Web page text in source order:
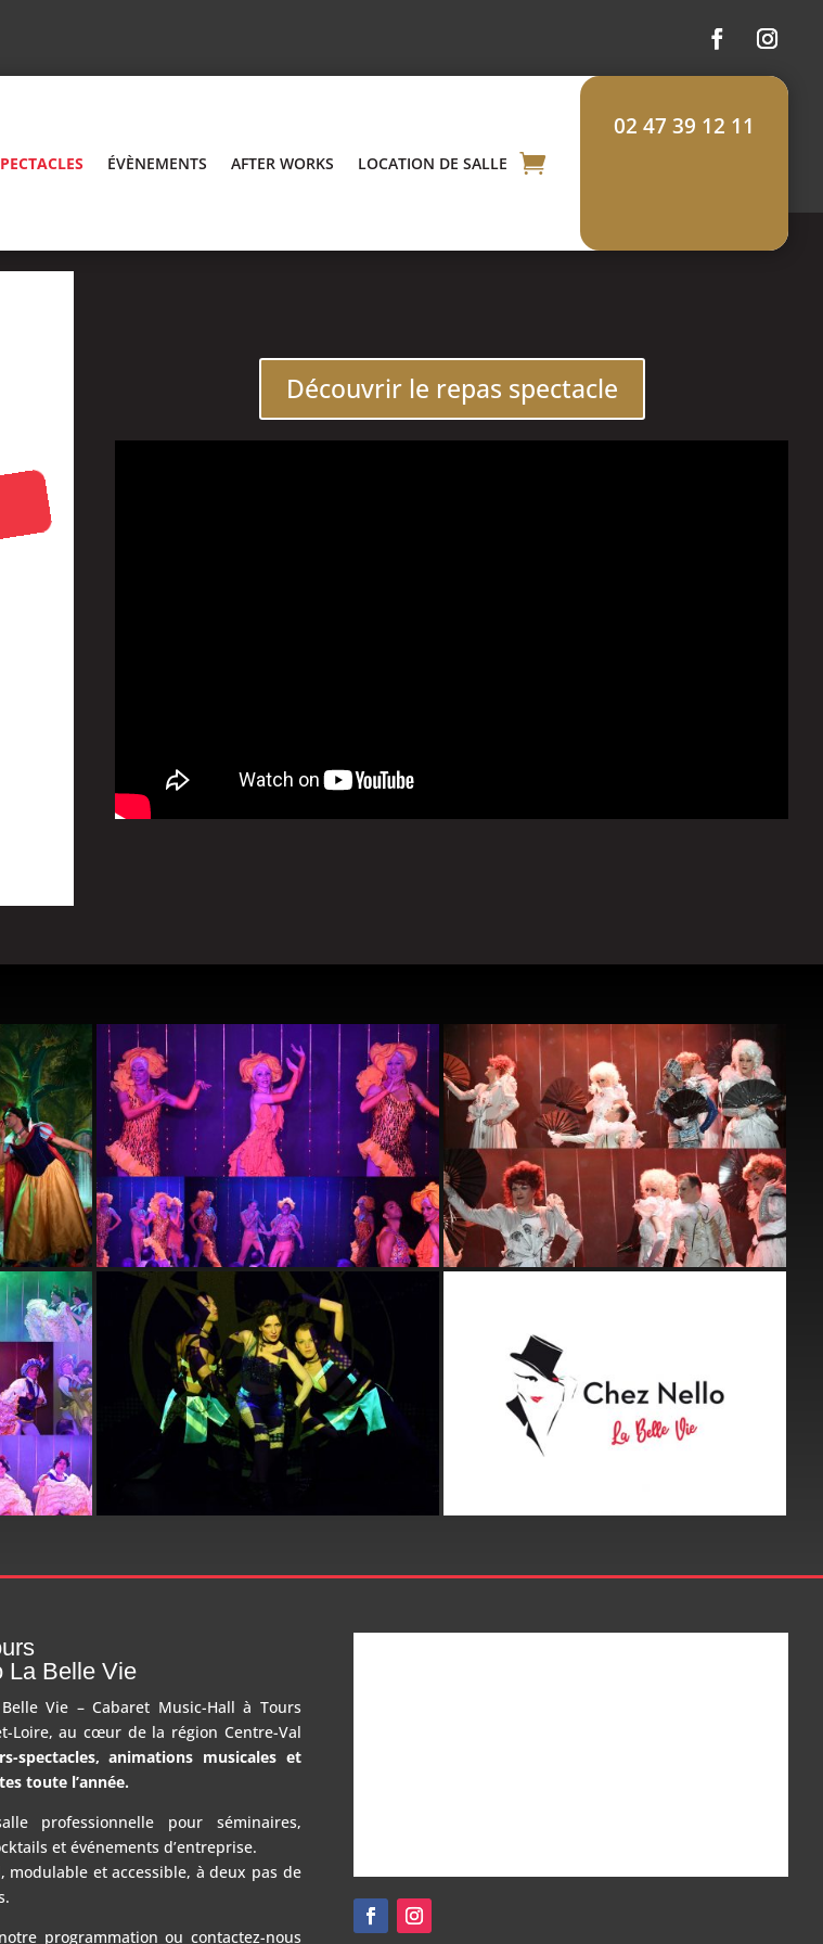
ÉVÈNEMENTS AFTER WORKS LOCATION DE SALLE
02 47 39 12 11
Découvrir le repas spectacle
La Belle Vie
Vie – Cabaret Music-Hall à Tours
Loire, au cœur de la région Centre-Val
spectacles, animations musicales et
toute l’année.
professionnelle pour séminaires,
et événements d’entreprise.
modulable et accessible, à deux pas de
programmation ou contactez-nous